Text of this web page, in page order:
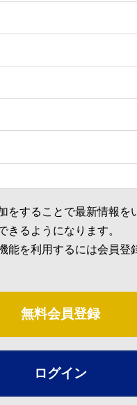
をすることで最新情報を
きるようになります。
能を利用するには会員登
無料会員登録
ログイン